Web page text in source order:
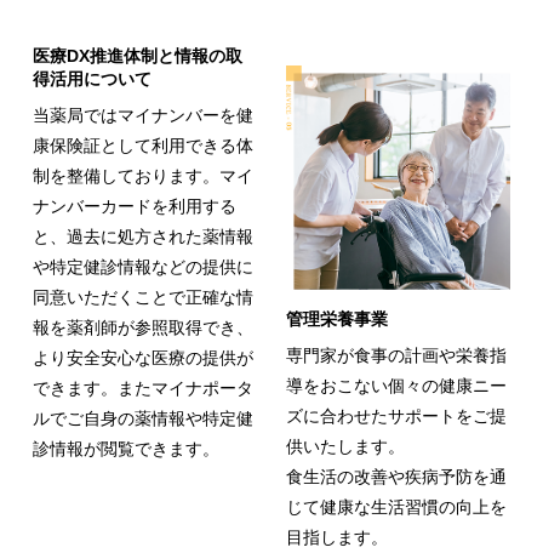
医療DX推進体制と情報の取
得活用について
当薬局ではマイナンバーを健
康保険証として利用できる体
制を整備しております。マイ
ナンバーカードを利用する
と、過去に処方された薬情報
や特定健診情報などの提供に
同意いただくことで正確な情
報を薬剤師が参照取得でき、
より安全安心な医療の提供が
できます。またマイナポータ
ルでご自身の薬情報や特定健
診情報が閲覧できます。
管理栄養事業
専門家が食事の計画や栄養指
導をおこない個々の健康ニー
ズに合わせたサポートをご提
供いたします。
食生活の改善や疾病予防を通
じて健康な生活習慣の向上を
目指します。